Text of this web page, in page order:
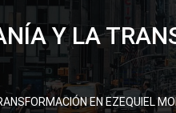
Y LA
EN EZEQUIEL